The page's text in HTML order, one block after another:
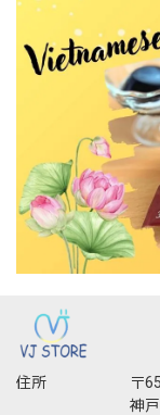
住所
〒
神